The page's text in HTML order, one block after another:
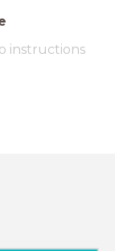
instructions